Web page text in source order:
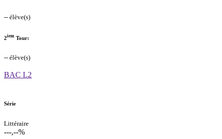
-- élève(s)
2iem Tour:
-- élève(s)
BAC L2
Série
Littéraire
---,--%